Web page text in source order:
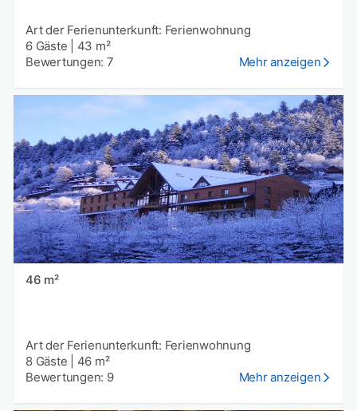
Art der Ferienunterkunft: Ferienwohnung
6 Gäste
43 m²
Bewertungen: 7
Mehr anzeigen
46 m²
Art der Ferienunterkunft: Ferienwohnung
8 Gäste
46 m²
Bewertungen: 9
Mehr anzeigen